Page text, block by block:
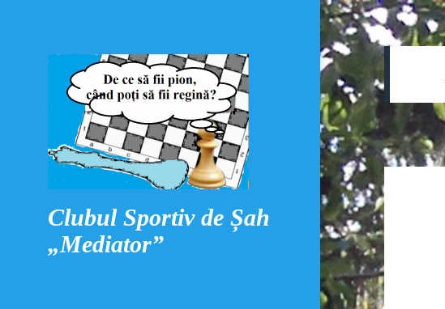
Clubul Sportiv de Șah
„Mediator”